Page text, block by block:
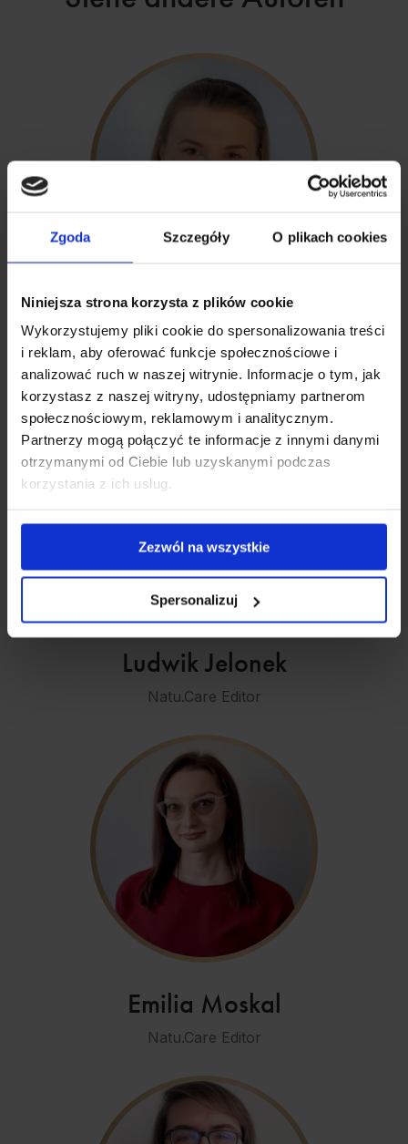
Zgoda Szczegóły O plikach cookies
Niniejsza strona korzysta z plików cookie
Wykorzystujemy pliki cookie do spersonalizowania treści
i reklam, aby oferować funkcje społecznościowe i
analizować ruch w naszej witrynie. Informacje o tym, jak
korzystasz z naszej witryny, udostępniamy partnerom
społecznościowym, reklamowym i analitycznym.
Partnerzy mogą połączyć te informacje z innymi danymi
otrzymanymi od Ciebie lub uzyskanymi podczas
korzystania z ich usług.
Zezwól na wszystkie
Spersonalizuj
Nina Wawryszuk
Natu.Care Editor
Ludwik Jelonek
Natu.Care Editor
Emilia Moskal
Natu.Care Editor